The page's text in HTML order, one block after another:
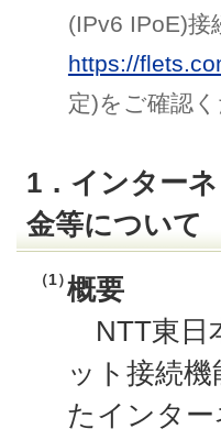
(IPv6 IPoE)接
https://
定)をご確認く
1．インター
金等について
（1）概要
NTT東日
ット接続
たインタ